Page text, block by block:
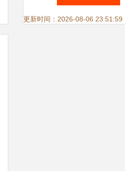
更新时间：2026-08-06 23:51:59